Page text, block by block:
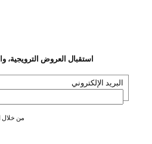
استقبال العروض الترويجية،
البريد الإلكتروني
من خلال